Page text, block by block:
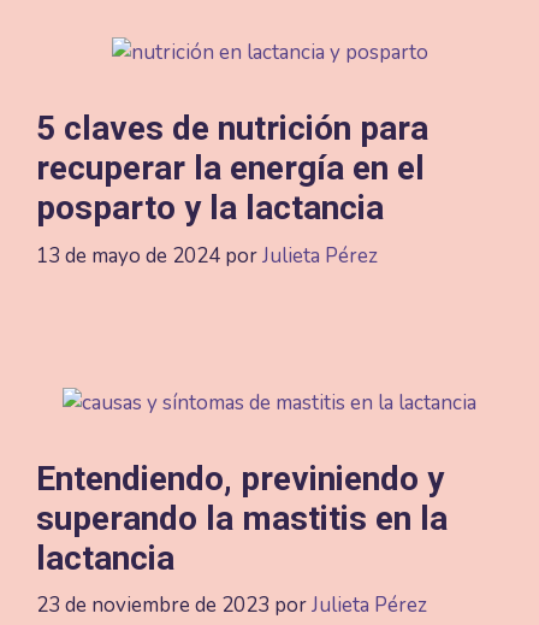
5 claves de nutrición para
recuperar la energía en el
posparto y la lactancia
13 de mayo de 2024 porJulieta Pérez
Entendiendo, previniendo y
superando la mastitis en la
lactancia
23 de noviembre de 2023 porJulieta Pérez